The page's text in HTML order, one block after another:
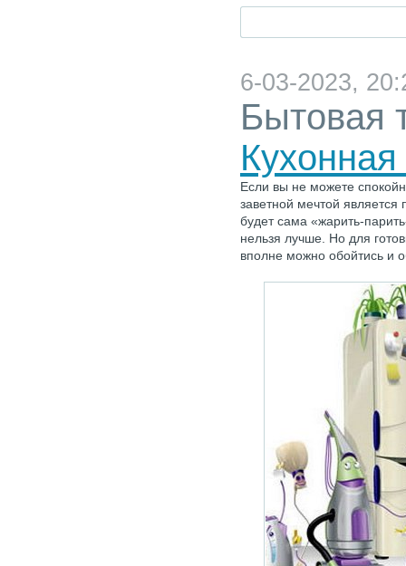
6-03-2023,
Бытовая
Кухонная
Если вы не можете
заветной мечтой является
будет сама «жарить-
нельзя лучше. Но для
вполне можно обойтись и